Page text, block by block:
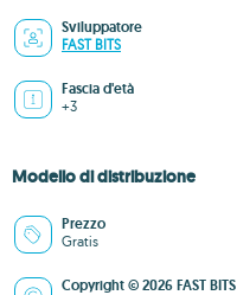
Sviluppatore
FAST BITS
Fascia d'età
+3
Modello di distribuzione
Prezzo
Gratis
Copyright © 2026 FAST BITS